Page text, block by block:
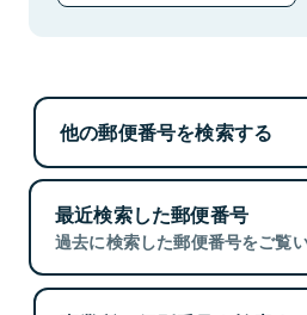
他の郵便番号を検索する
最近検索した郵便番号
過去に検索した郵便番号をご覧